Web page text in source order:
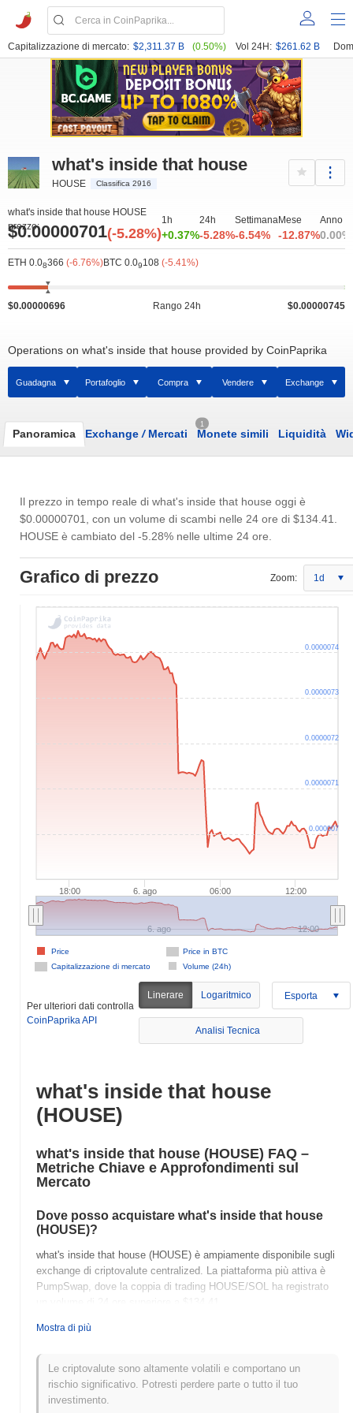
Capitalizzazione di mercato: $2,311.37 B (0.50%) Vol 24H: $261.62 B
what's inside that house
HOUSE Classifica 2916
what's inside that house HOUSE
prezzo:
$0.00000701(-5.28%)
1h
+0.37%
24h
-5.28%
Settimana
-6.54%
Mese
-12.87%
Anno
0.00%
ETH 0.08366 (-6.76%)BTC 0.09108 (-5.41%)
$0.00000696 Rango 24h $0.00000745
Operations on what's inside that house provided by CoinPaprika
Guadagna Portafoglio Compra Vendere Exchange
Panoramica Exchange /Mercati
1
Monete simili Liquidità
Il prezzo in tempo reale di what's inside that house oggi è
$0.00000701
, con un volume di scambi nelle 24 ore di $134.41
HOUSE è cambiato del -5.28% nelle ultime 24 ore.
Grafico di prezzo Zoom: 1d
18:00 6. ago 06:00 12:00
Price in BTC
Capitalizzazione di mercato
Volume (24h)
Price
6. ago 12:00
0.000007
0.0000071
0.0000072
0.0000073
0.0000074
Per ulteriori dati controlla
CoinPaprika API
Linerare Logaritmico Esporta
Analisi Tecnica
what's inside that house
(HOUSE)
what's inside that house (HOUSE) FAQ –
Metriche Chiave e Approfondimenti sul
Mercato
Dove posso acquistare what's inside that house
(HOUSE)?
what's inside that house (HOUSE) è ampiamente disponibile sugli
exchange di criptovalute centralized. La piattaforma più attiva è
PumpSwap, dove la coppia di trading HOUSE/SOL ha registrato
Qual è l'attuale volume di trading giornaliero di
Nelle ultime 24 ore, il volume di trading di what's inside that house
si attesta a$134.41, mostrando un aumento del5,085.50%
rispetto al giorno precedente. Ciò suggerisce un aumento a breve
Mostra di più
Le criptovalute sono altamente volatili e comportano un
rischio significativo. Potresti perdere parte o tutto il tuo
investimento.